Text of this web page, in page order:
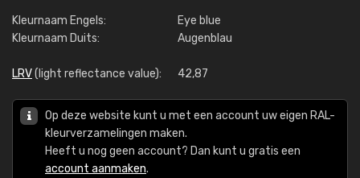
Kleurnaam Engels:
Eye blue
Kleurnaam Duits:
Augenblau
LRV(light reflectance value): 42,87
Op deze website kunt u met een account uw eigen RAL-
kleurverzamelingen maken.
Heeft u nog geen account? Dan kunt u gratis een
account aanmaken.